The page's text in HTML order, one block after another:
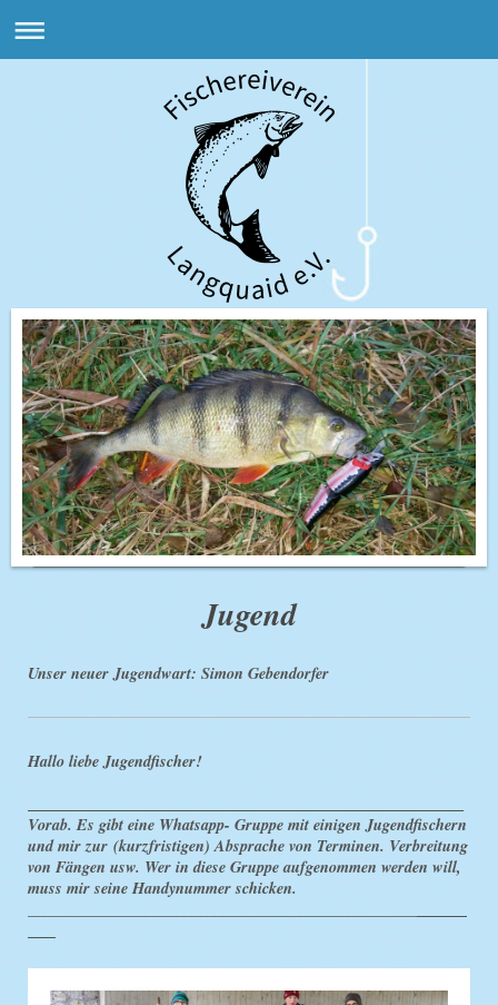
Jugend
Unser neuer Jugendwart: Simon Gebendorfer
Hallo liebe Jugendfischer!
Vorab. Es gibt eine Whatsapp- Gruppe mit einigen Jugendfischern
und mir zur (kurzfristigen) Absprache von Terminen. Verbreitung
von Fängen usw. Wer in diese Gruppe aufgenommen werden will,
muss mir seine Handynummer schicken.